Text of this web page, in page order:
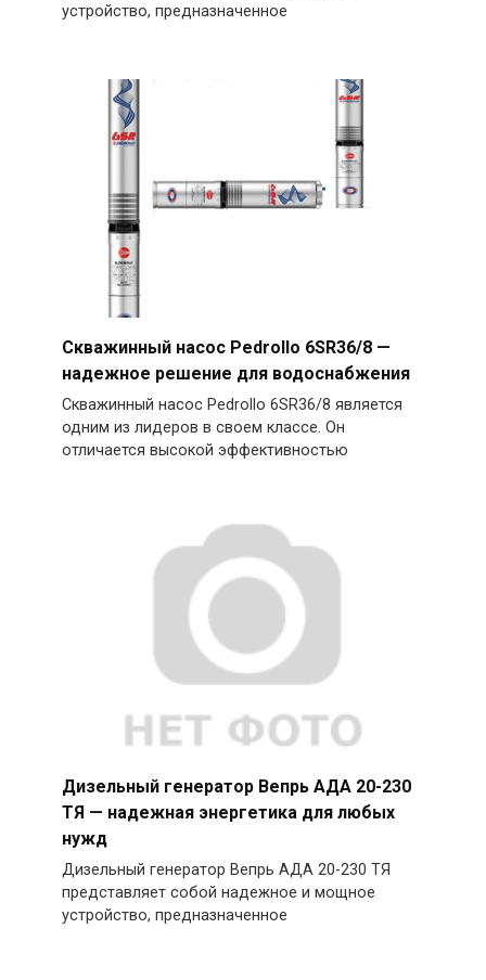
устройство, предназначенное
Скважинный насос Pedrollo 6SR36/8 —
надежное решение для водоснабжения
Скважинный насос Pedrollo 6SR36/8 является
одним из лидеров в своем классе. Он
отличается высокой эффективностью
Дизельный генератор Вепрь АДА 20-230
ТЯ — надежная энергетика для любых
нужд
Дизельный генератор Вепрь АДА 20-230 ТЯ
представляет собой надежное и мощное
устройство, предназначенное